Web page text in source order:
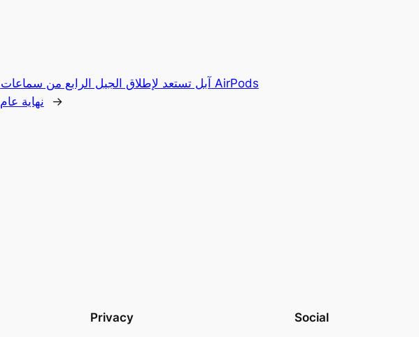
آبل تستعد لإطلاق الجيل الرابع من سماعات AirPods
نهاية عام 2024
→
Privacy Social